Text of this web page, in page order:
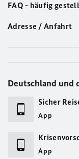
FAQ - häufig
Adresse / Anfahrt
Deutschland und
Sicher
App
App